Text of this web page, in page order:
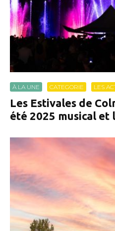
À LA UNE CATEGORIE LES
Les Estivales de
été 2025 musical et